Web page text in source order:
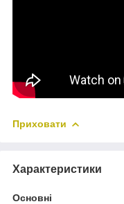
Приховати
Характеристики
Основні